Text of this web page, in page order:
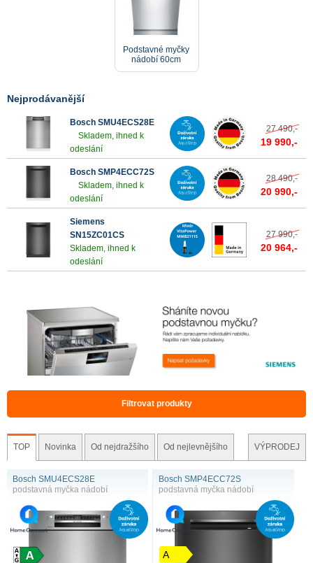
Podstavné myčky
nádobí 60cm
Nejprodávanější
Bosch SMU4ECS28E
Skladem, ihned k
odeslání
27 490,-
19 990,-
Bosch SMP4ECC72S
Skladem, ihned k
odeslání
28 490,-
20 990,-
Siemens
SN15ZC01CS
Skladem, ihned k
odeslání
27 990,-
20 964,-
Filtrovat produkty
TOP Novinka Od nejdražšího Od nejlevnějšího VÝPRODEJ
Bosch SMU4ECS28E
podstavná myčka nádobí
Bosch SMP4ECC72S
podstavná myčka nádobí
A